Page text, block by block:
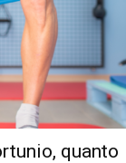
quanto